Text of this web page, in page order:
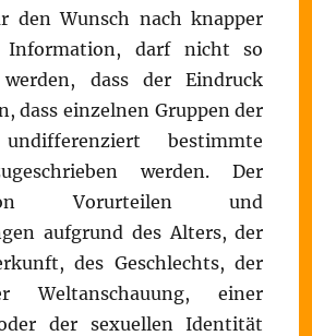
den Wunsch nach knapper
Information, darf nicht so
werden, dass der Eindruck
dass einzelnen Gruppen der
bestimmte
werden. Der
Vorurteilen und
aufgrund des Alters, der
des Geschlechts, der
Weltanschauung, einer
der sexuellen Identität